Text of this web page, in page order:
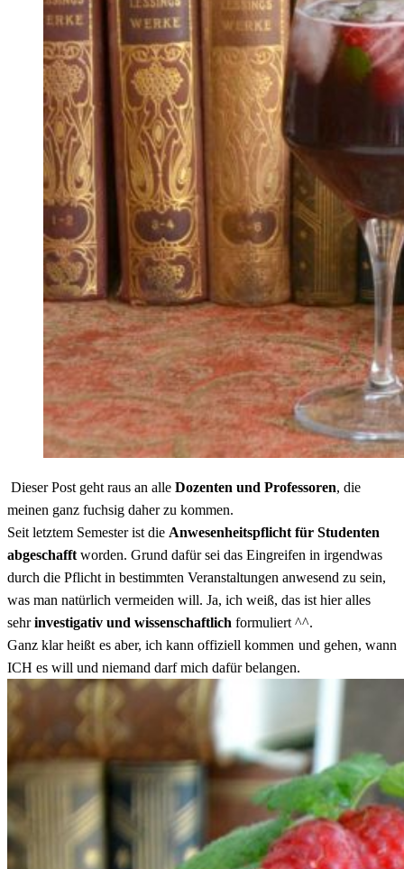
Dieser Post geht raus an alle Dozenten und Professoren, die
meinen ganz fuchsig daher zu kommen.
Seit letztem Semester ist die Anwesenheitspflicht für Studenten
abgeschafft worden. Grund dafür sei das Eingreifen in irgendwas
durch die Pflicht in bestimmten Veranstaltungen anwesend zu sein,
was man natürlich vermeiden will. Ja, ich weiß, das ist hier alles
sehrinvestigativ und wissenschaftlich formuliert ^^.
Ganz klar heißt es aber, ich kann offiziell kommen und gehen, wann
ICH es will und niemand darf mich dafür belangen.